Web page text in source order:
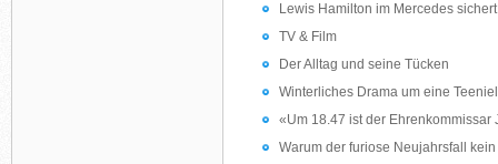
Lewis Hamilton im Mercedes
TV & Film
Der Alltag und seine Tücken
Winterliches Drama um eine
«Um 18.47 ist der
Warum der furiose Neujahrsfall